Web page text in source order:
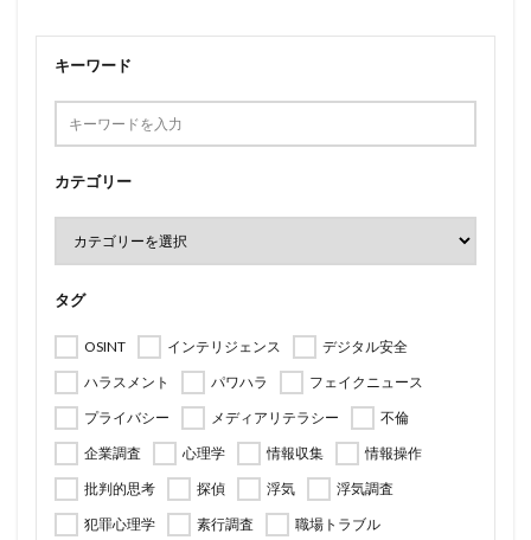
キーワード
カテゴリー
タグ
OSINT インテリジェンス
デジタル安全
ハラスメント
パワハラ
フェイクニュース
プライバシー
メディアリテラシー
不倫
企業調査
心理学 情報収集
情報操作
批判的思考
探偵 浮気
浮気調査
犯罪心理学
素行調査
職場トラブル